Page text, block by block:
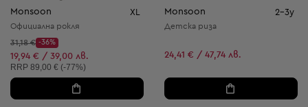
Monsoon XL
Официална рокля
Начална цена:
31,18 €
Discount Price:
-36%
Намалена цена:
19,94 € / 39,00 лв.
Препоръчителна цена:
RRP 89,00 € (-77%)
Monsoon 2-3y
Детска риза
24,41 € / 47,74 лв.